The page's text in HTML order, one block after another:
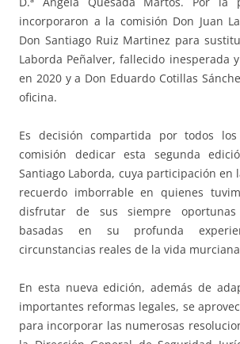
incorporaron a la comisión Don Juan
Don Santiago Ruiz Martinez para
Laborda Peñalver, fallecido inesperada
en 2020 y a Don Eduardo Cotillas
oficina.
Es decisión compartida por todos
comisión dedicar esta segunda
Santiago Laborda, cuya participación en
recuerdo imborrable en quienes
disfrutar de sus siempre oportunas
basadas en su profunda
circunstancias reales de la vida
En esta nueva edición, además de
importantes reformas legales, se
para incorporar las numerosas